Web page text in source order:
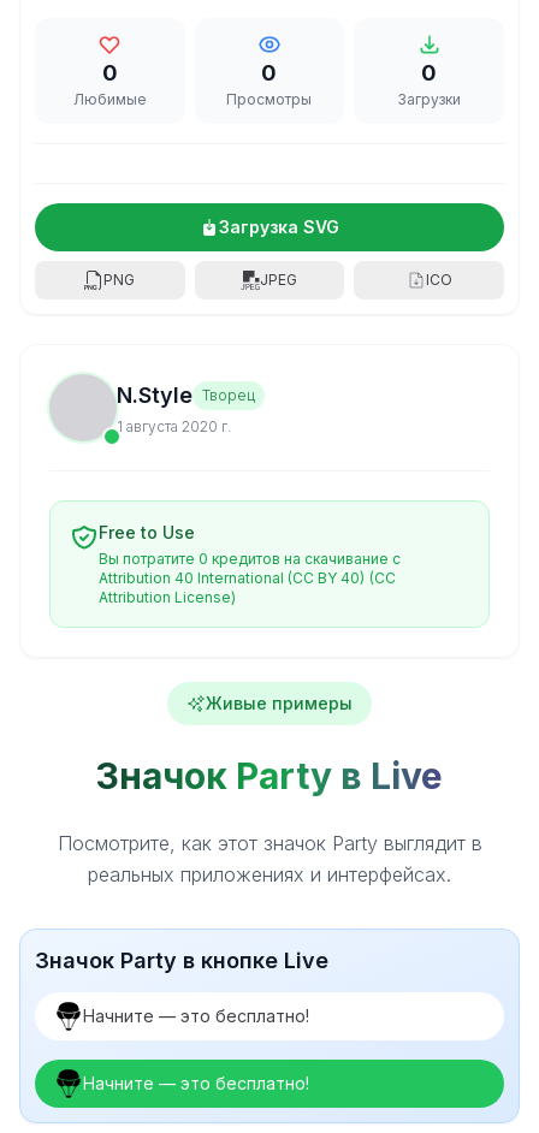
0
Любимые
0
Просмотры
0
Загрузки
Загрузка SVG
PNG JPEG ICO
N.Style Творец
1 августа 2020 г.
Free to Use
Вы потратите 0 кредитов на скачивание с
Attribution 40 International (CC BY 40) (CC
Attribution License)
Живые примеры
Значок Party в Live
Посмотрите, как этот значок Party выглядит в
реальных приложениях и интерфейсах.
Значок Party в кнопке Live
Начните — это бесплатно!
Начните — это бесплатно!